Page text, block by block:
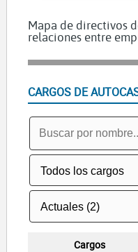
Mapa de directivos
relaciones entre
CARGOS DE